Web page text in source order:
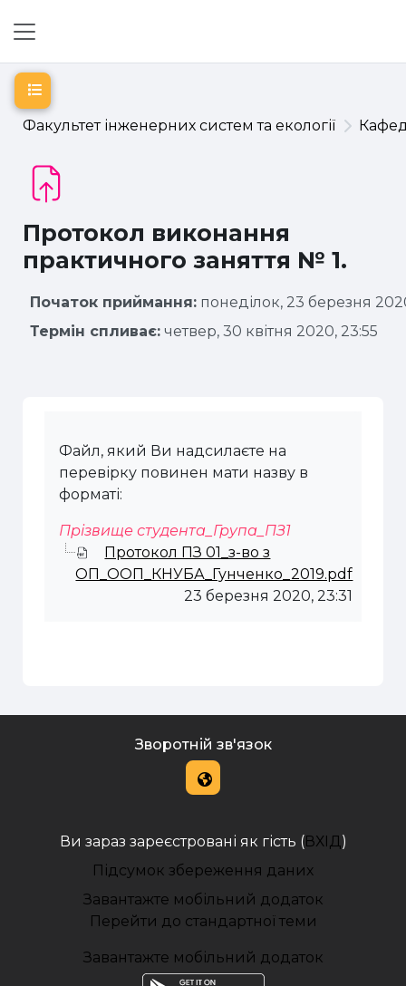
Факультет інженерних систем та екології
Протокол виконання
практичного заняття № 1.
Початок приймання: понеділок, 23 березня
Термін спливає: четвер, 30 квітня 2020, 23:55
Відкритий покажчик курсу
Файл, який Ви надсилаєте на
перевірку повинен мати назву в
форматі:
Прізвище студента_Група_ПЗ1
Протокол ПЗ 01_з-во з
ОП_ООП_КНУБА_Гунченко_2019.pdf
23 березня 2020, 23:31
Зворотній зв'язок
Ви зараз зареєстровані як гість (ВХІД )
Підсумок збереження даних
Завантажте мобільний додаток
Перейти до стандартної теми
Завантажте мобільний додаток